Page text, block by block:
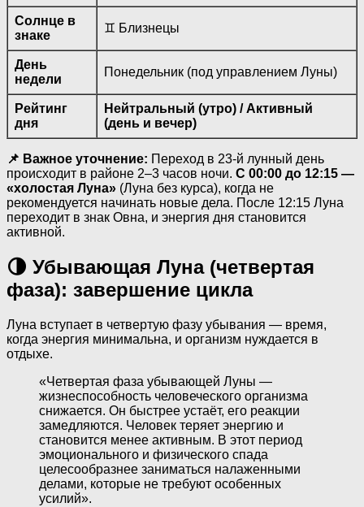
Солнце в
знаке
♊ Близнецы
День
недели
Понедельник (под управлением Луны)
Рейтинг
дня
Нейтральный (утро) / Активный
(день и вечер)
📌 Важное уточнение: Переход в 23-й лунный день
происходит в районе 2–3 часов ночи. С 00:00 до 12:15 —
«холостая Луна» (Луна без курса), когда не
рекомендуется начинать новые дела. После 12:15 Луна
переходит в знак Овна, и энергия дня становится
активной.
🌗 Убывающая Луна (четвертая
фаза): завершение цикла
Луна вступает в четвертую фазу убывания — время,
когда энергия минимальна, и организм нуждается в
отдыхе.
«Четвертая фаза убывающей Луны —
жизнеспособность человеческого организма
снижается. Он быстрее устаёт, его реакции
замедляются. Человек теряет энергию и
становится менее активным. В этот период
эмоционального и физического спада
целесообразнее заниматься налаженными
делами, которые не требуют особенных
усилий».